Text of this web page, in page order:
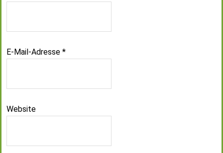
E-Mail-Adresse *
Website